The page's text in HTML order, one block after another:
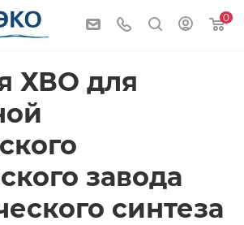
0
ХВО для
завода
синтеза